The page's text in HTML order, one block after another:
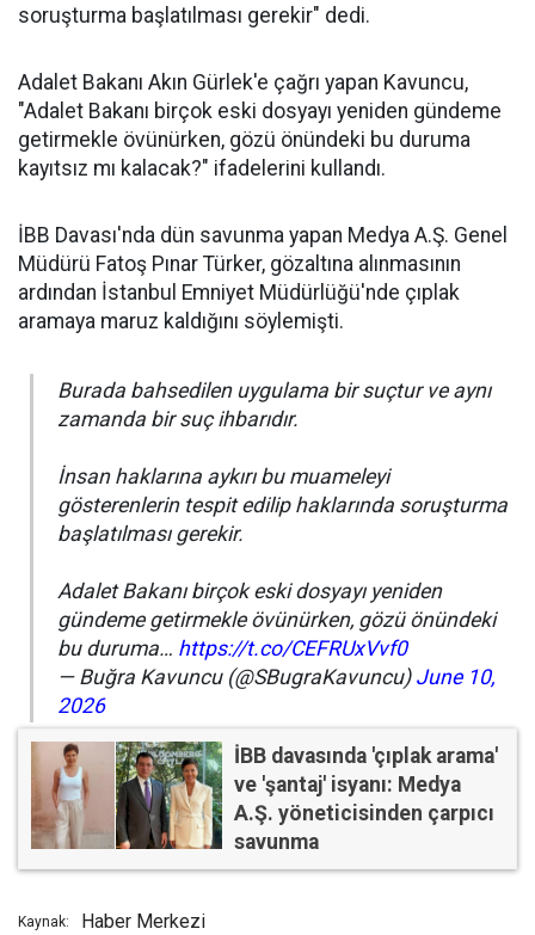
soruşturma başlatılması gerekir" dedi.
Adalet Bakanı Akın Gürlek'e çağrı yapan Kavuncu,
"Adalet Bakanı birçok eski dosyayı yeniden gündeme
getirmekle övünürken, gözü önündeki bu duruma
kayıtsız mı kalacak?" ifadelerini kullandı.
İBB Davası'nda dün savunma yapan Medya A.Ş. Genel
Müdürü Fatoş Pınar Türker, gözaltına alınmasının
ardından İstanbul Emniyet Müdürlüğü'nde çıplak
aramaya maruz kaldığını söylemişti.
Burada bahsedilen uygulama bir suçtur ve aynı
zamanda bir suç ihbarıdır.
İnsan haklarına aykırı bu muameleyi
gösterenlerin tespit edilip haklarında soruşturma
başlatılması gerekir.
Adalet Bakanı birçok eski dosyayı yeniden
gündeme getirmekle övünürken, gözü önündeki
bu duruma… https://t.co/CEFRUxVvf0
— Buğra Kavuncu (@SBugraKavuncu) June 10,
2026
İBB davasında 'çıplak arama'
ve 'şantaj' isyanı: Medya
A.Ş. yöneticisinden çarpıcı
savunma
Kaynak: Haber Merkezi